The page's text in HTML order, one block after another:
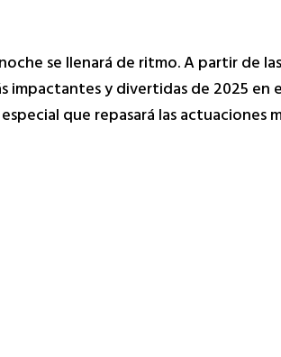
se llenará de ritmo. A partir de las
impactantes y divertidas de 2025 en
que repasará las actuaciones